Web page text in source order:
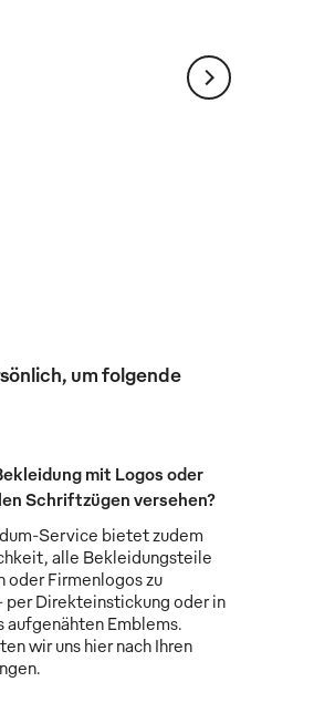
um folgende
mit Logos oder
Schriftzügen versehen?
Service bietet zudem
alle Bekleidungsteile
oder Firmenlogos zu
per Direkteinstickung oder in
aufgenähten Emblems.
wir uns hier nach Ihren